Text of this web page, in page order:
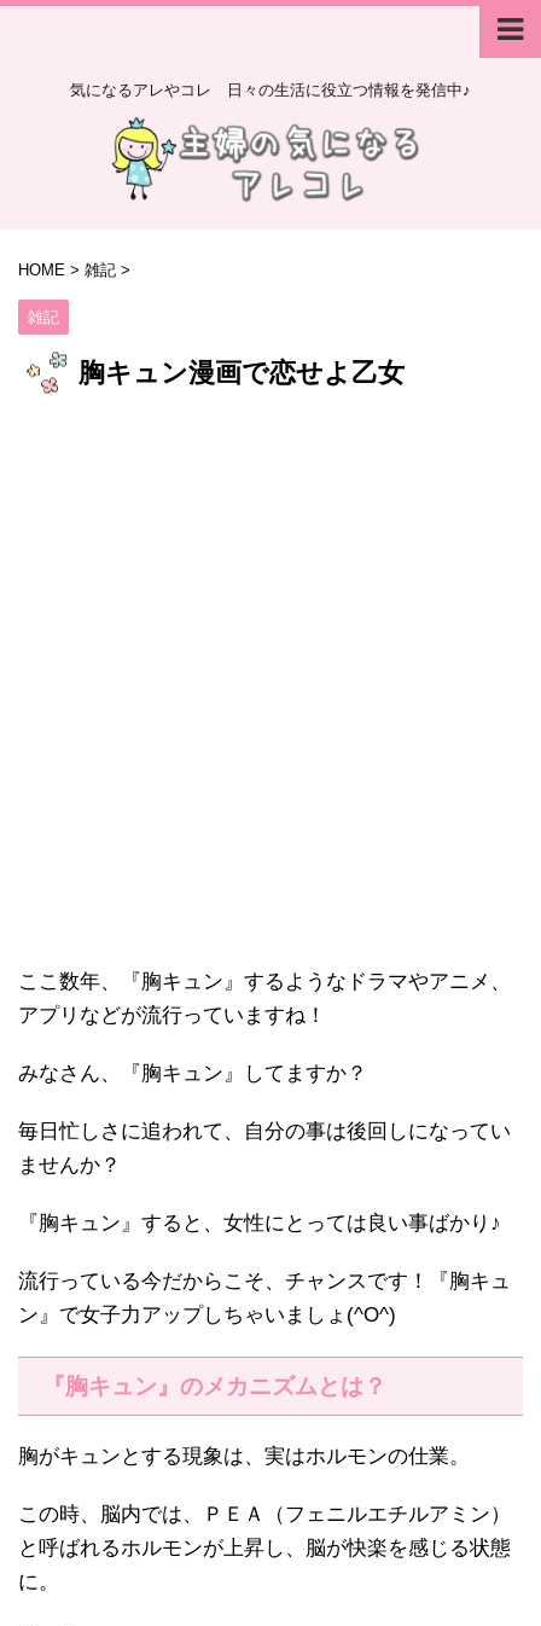
気になるアレやコレ 日々の生活に役立つ情報を発信中♪
HOME > 雑記 >
雑記
胸キュン漫画で恋せよ乙女
ここ数年、『胸キュン』するようなドラマやアニメ、
アプリなどが流行っていますね！
みなさん、『胸キュン』してますか？
毎日忙しさに追われて、自分の事は後回しになってい
ませんか？
『胸キュン』すると、女性にとっては良い事ばかり♪
流行っている今だからこそ、チャンスです！『胸キュ
ン』で女子力アップしちゃいましょ(^O^)
『胸キュン』のメカニズムとは？
胸がキュンとする現象は、実はホルモンの仕業。
この時、脳内では、ＰＥＡ（フェニルエチルアミン）
と呼ばれるホルモンが上昇し、脳が快楽を感じる状態
に。